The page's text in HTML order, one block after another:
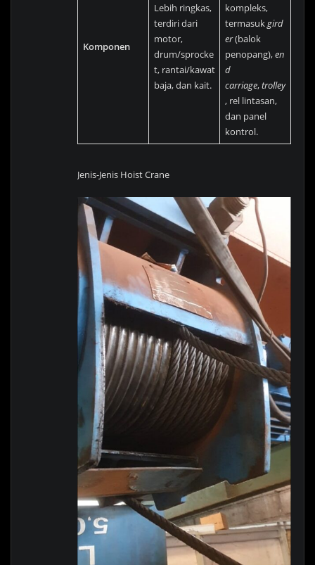
Komponen
Lebih ringkas,
terdiri dari
motor,
drum/sprocke
t, rantai/kawat
baja, dan kait.
kompleks,
termasukgird
er(balok
penopang),en
d
carriage,trolley
, rel lintasan,
dan panel
kontrol.
Jenis-Jenis Hoist Crane